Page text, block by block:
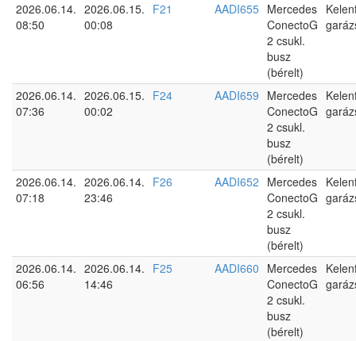
2026.06.14.
08:50
2026.06.15.
00:08
F21 AADI655 Mercedes
ConectoG
2 csukl.
busz
(bérelt)
2026.06.14.
07:36
2026.06.15.
00:02
F24 AADI659 Mercedes
ConectoG
2 csukl.
busz
(bérelt)
2026.06.14.
07:18
2026.06.14.
23:46
F26 AADI652 Mercedes
ConectoG
2 csukl.
busz
(bérelt)
2026.06.14.
06:56
2026.06.14.
14:46
F25 AADI660 Mercedes
ConectoG
2 csukl.
busz
(bérelt)